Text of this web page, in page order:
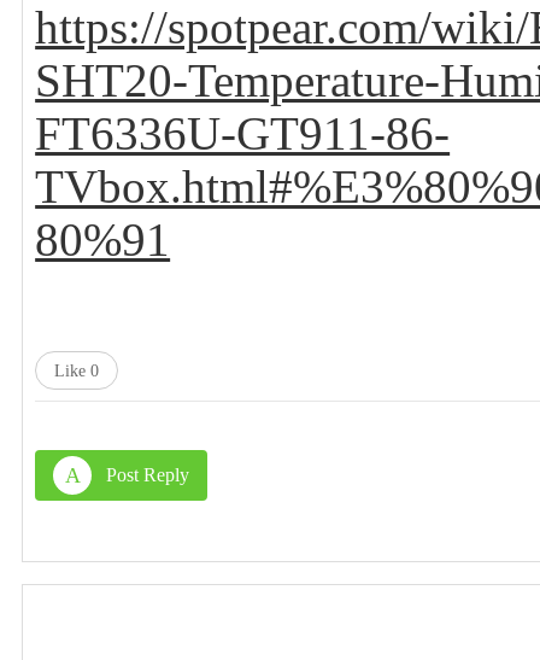
https://spotpear.com/
SHT20-Temperature-
FT6336U-GT911-86-
80%91
Like 0
A Post Reply